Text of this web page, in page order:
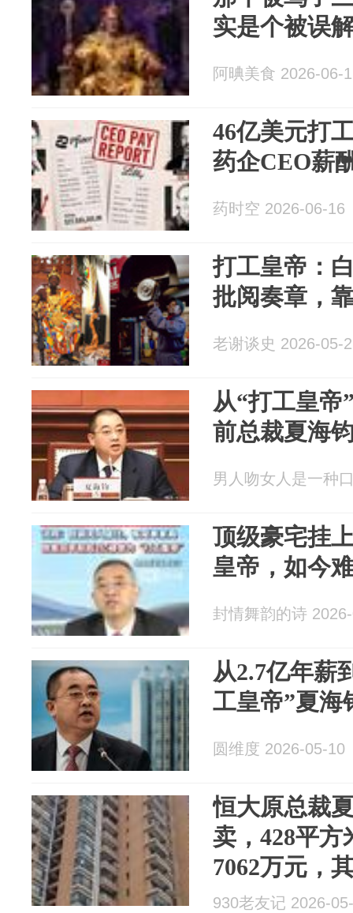
实是个被误
阿晪美食 2026-06-
46亿美元打
药企CEO薪
药时空 2026-06-16
打工皇帝：
批阅奏章，
老谢谈史 2026-05-
从“打工皇帝
前总裁夏海
男人吻女人是一种
顶级豪宅挂
皇帝，如今
封情舞韵的诗
从2.7亿年薪
工皇帝”夏海
圆维度 2026-05-10
恒大原总裁
卖，428平方
7062万元，
称为地产界“
930老友记 2026-